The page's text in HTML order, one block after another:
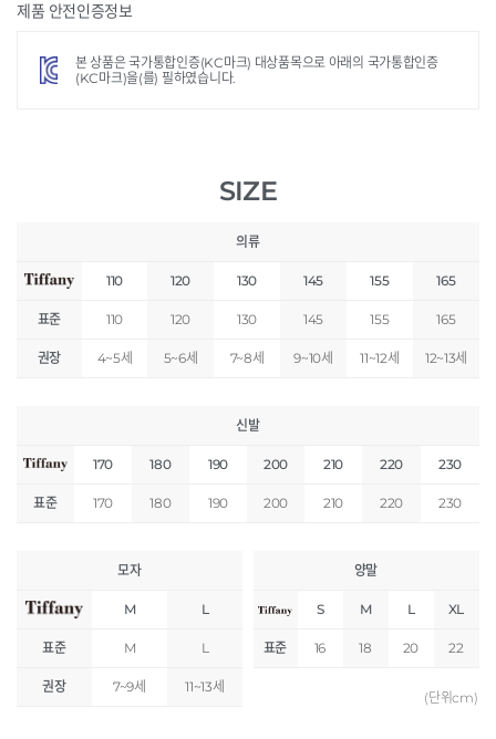
제품 안전인증정보
본 상품은 국가통합인증(KC마크) 대상품목으로 아래의 국가통합인증
(KC마크)을(를) 필하였습니다.
SIZE
의류
110 120 130 145 155 165
표준 110 120 130 145 155 165
권장 4~5세 5~6세 7~8세 9~10세 11~12세 12~13세
신발
170 180 190 200 210 220 230
표준 170 180 190 200 210 220 230
모자
M L
표준 M L
권장 7~9세 11~13세
양말
S M L XL
표준 16 18 20 22
(단위cm)